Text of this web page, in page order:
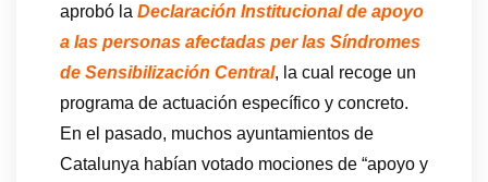
aprobó la Declaración Institucional de apoyo
a las personas afectadas per las Síndromes
de Sensibilización Central, la cual recoge un
programa de actuación específico y concreto.
En el pasado, muchos ayuntamientos de
Catalunya habían votado mociones de “apoyo y